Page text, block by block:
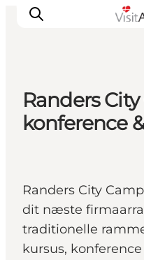
Oplevelser
Transport
Randers
konference
Randers City
dit næste
traditionelle
kursus,